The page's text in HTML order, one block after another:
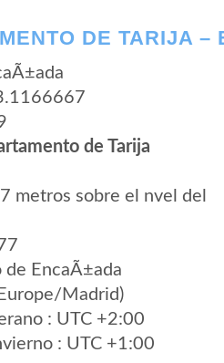
DE TARIJA –
de Tarija
metros sobre el nvel del
de EncaÃ±ada
Madrid)
: UTC +2:00
: UTC +1:00